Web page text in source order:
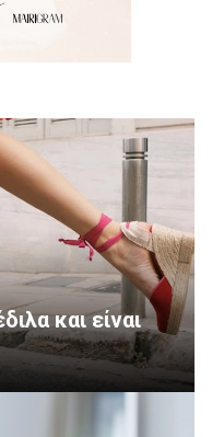
και είναι